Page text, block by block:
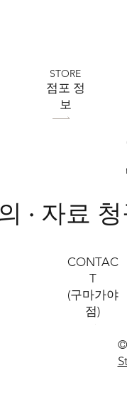
©
· 자료
CONTAC
T
(구마가야
점)
STORE
​점포 정
보